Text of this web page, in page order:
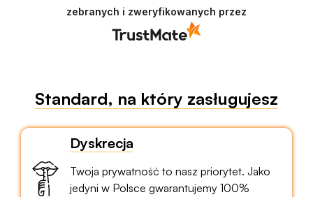
zebranych i zweryfikowanych przez
Standard, na który zasługujesz
Dyskrecja
Twoja prywatność to nasz priorytet. Jako
jedyni w Polsce gwarantujemy 100%